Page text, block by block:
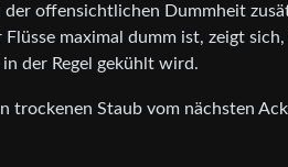
der offensichtlichen Dummheit
maximal dumm ist, zeigt
der Regel gekühlt wird.
trockenen Staub vom nächsten